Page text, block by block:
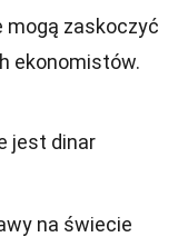
mogą zaskoczyć
ekonomistów.
jest dinar
na świecie